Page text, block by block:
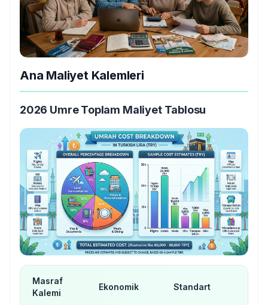
Ana Maliyet Kalemleri
2026 Umre Toplam Maliyet Tablosu
Masraf
Kalemi
Ekonomik Standart